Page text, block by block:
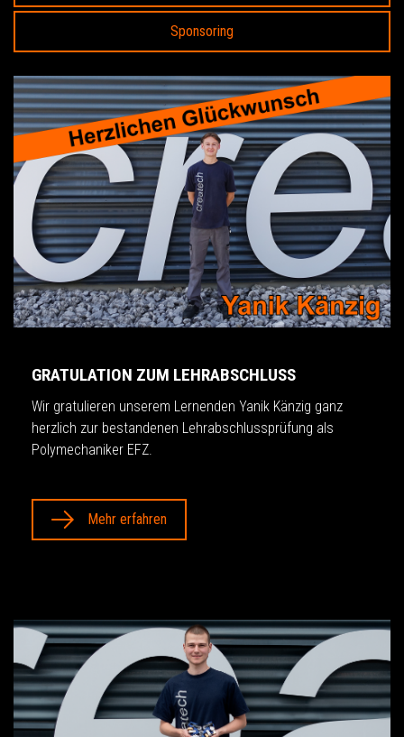
Sponsoring
GRATULATION ZUM LEHRABSCHLUSS
Wir gratulieren unserem Lernenden Yanik Känzig ganz
herzlich zur bestandenen Lehrabschlussprüfung als
Polymechaniker EFZ.
Mehr erfahren